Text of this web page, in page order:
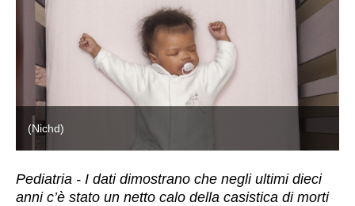
(Nichd)
Pediatria - I dati dimostrano che negli ultimi dieci
anni c’è stato un netto calo della casistica di morti